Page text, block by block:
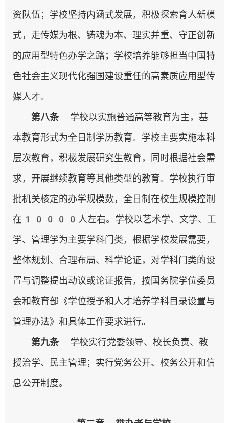
资队伍；学校坚持内涵式发展，积极探索育人新模
式，走传媒为根、铸魂为本、理实并重、守正创新
的应用型特色办学之路；学校培养能够担当中国特
色社会主义现代化强国建设重任的高素质应用型传
媒人才。
第八条 学校以实施普通高等教育为主，基
本教育形式为全日制学历教育。学校主要实施本科
层次教育，积极发展研究生教育，同时根据社会需
求，开展继续教育等其他类型的教育。学校执行审
批机关核定的办学规模数，全日制在校生规模控制
在10000人左右。学校以艺术学、文学、工
学、管理学为主要学科门类，根据学校发展需要，
整体规划、合理布局、科学论证，对学科门类的设
置与调整提出动议或论证报告，按国务院学位委员
会和教育部《学位授予和人才培养学科目录设置与
管理办法》和具体工作要求进行。
第九条 学校实行党委领导、校长负责、教
授治学、民主管理；实行党务公开、校务公开和信
息公开制度。